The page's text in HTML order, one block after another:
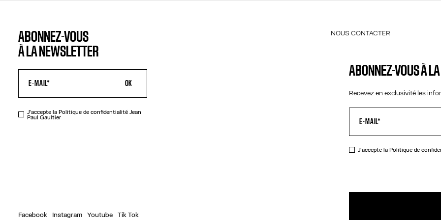
ABONNEZ-VOUS
À LA NEWSLETTER
OK
J'accepte laPolitique de confidentialité Jean
Paul Gaultier
NOUS CONTACTER
INSTAGRAM :@JEANPAULGAULTIER
Facebook Instagram Youtube Tik Tok
ABONNEZ-VOUS À
Recevez en exclusivité les
J'accepte laPolitique de